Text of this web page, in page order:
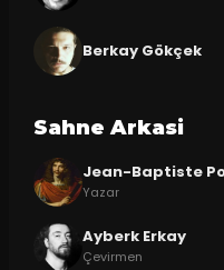
Berkay Gökçek
Sahne Arkasi
Jean-Baptiste
Yazar
Ayberk Erkay
Çevirmen